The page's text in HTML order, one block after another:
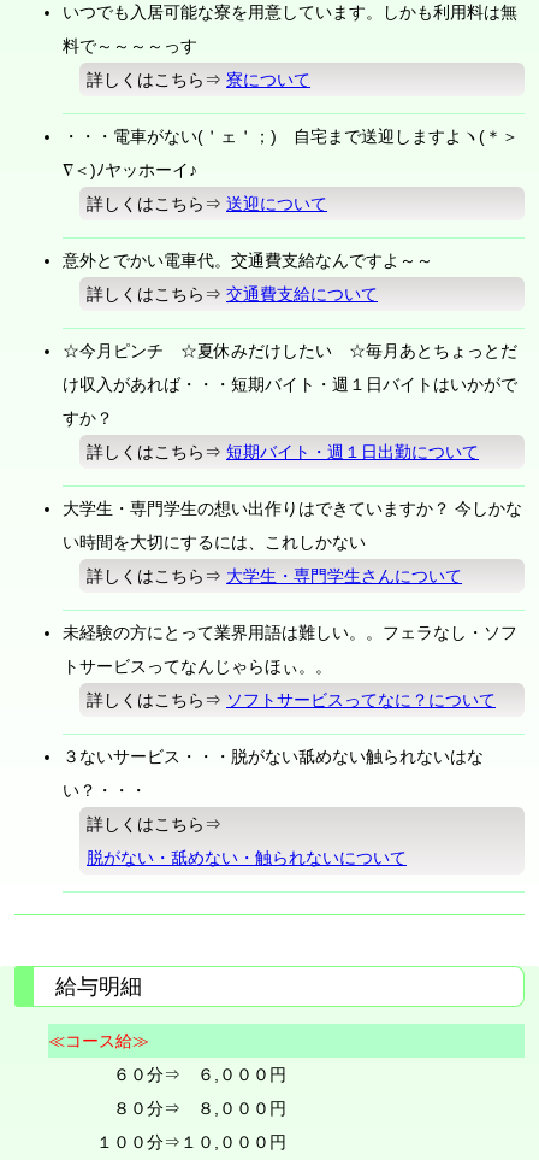
いつでも入居可能な寮を用意しています。しかも利用料は無
料で～～～～っす
詳しくはこちら⇒寮について
・・・電車がない(＇ェ＇；) 自宅まで送迎しますよヽ(＊＞
∇＜)ﾉヤッホーイ♪
詳しくはこちら⇒送迎について
意外とでかい電車代。交通費支給なんですよ～～
詳しくはこちら⇒交通費支給について
☆今月ピンチ ☆夏休みだけしたい ☆毎月あとちょっとだ
け収入があれば・・・短期バイト・週１日バイトはいかがで
すか？
詳しくはこちら⇒短期バイト・週１日出勤について
大学生・専門学生の想い出作りはできていますか？ 今しかな
い時間を大切にするには、これしかない
詳しくはこちら⇒ 大学生・専門学生さんについて
未経験の方にとって業界用語は難しい。。フェラなし・ソフ
トサービスってなんじゃらほぃ。。
詳しくはこちら⇒ ソフトサービスってなに？について
３ないサービス・・・脱がない舐めない触られないはな
い？・・・
詳しくはこちら⇒
脱がない・舐めない・触られないについて
給与明細
≪コース給≫
６０分⇒ ６,０００円
８０分⇒ ８,０００円
１００分⇒１０,０００円